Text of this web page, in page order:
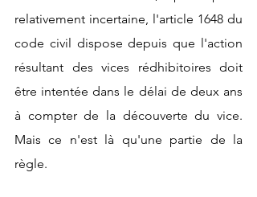
relativement incertaine, l'article 1648 du
code civil dispose depuis que l'action
résultant des vices rédhibitoires doit
être intentée dans le délai de deux ans
à compter de la découverte du vice.
Mais ce n'est là qu'une partie de la
règle.